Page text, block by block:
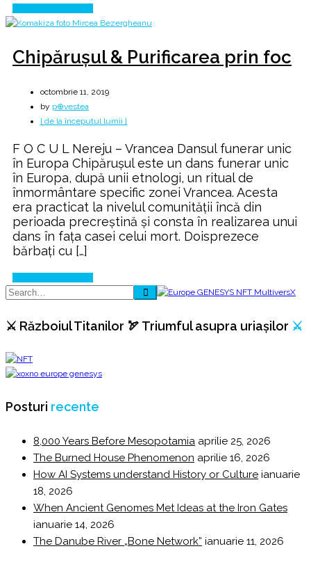
Chipăruşul & Purificarea prin foc
octombrie 11, 2019
by p⊕vestea
[ de la începutul lumii ]
F O C U L Nereju – Vrancea Dansul funerar unic
în Europa Chipărușul este un dans funerar unic
în Europa, după unii etnologi, un ritual de
înmormântare specific zonei Vrancea. Acesta
era practicat la nivelul comunității încă din
perioada precreștină și consta în realizarea unui
dans în fața casei celui mort. Doisprezece
bărbați cu […]
⚔️ Războiul Titanilor 🏹 Triumful asupra uriașilor ⚔️
Posturi recente
8,000 Years Before Mesopotamia aprilie 25, 2026
The Burned House Phenomenon aprilie 16, 2026
How AI Systems understand History or Culture ianuarie
18, 2026
When Ancient Genomes Met Ideas at the Iron Gates
ianuarie 14, 2026
The Danube River „Bone Network” ianuarie 11, 2026